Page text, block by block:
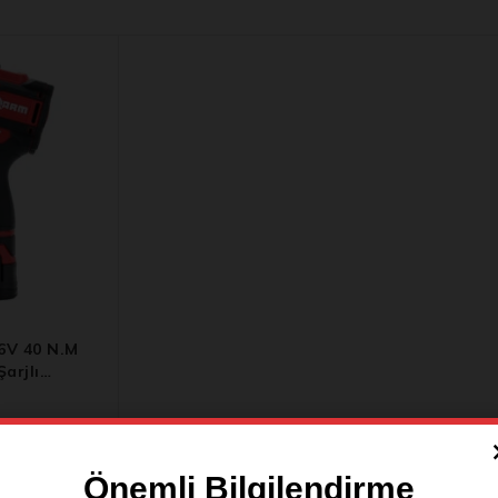
40 N.m
Makinesi
Önemli Bilgilendirme